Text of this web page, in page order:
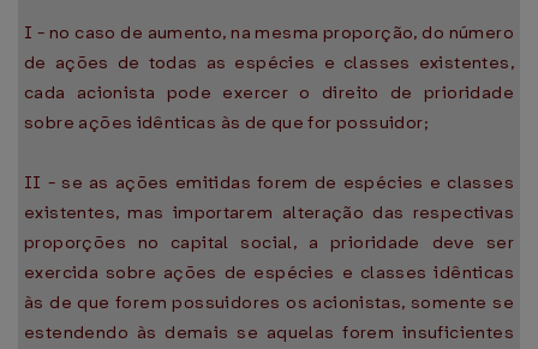
I - no caso de aumento, na mesma proporção, do número
de ações de todas as espécies e classes existentes,
cada acionista pode exercer o direito de prioridade
sobre ações idênticas às de que for possuidor;
II - se as ações emitidas forem de espécies e classes
existentes, mas importarem alteração das respectivas
proporções no capital social, a prioridade deve ser
exercida sobre ações de espécies e classes idênticas
às de que forem possuidores os acionistas, somente se
estendendo às demais se aquelas forem insuficientes